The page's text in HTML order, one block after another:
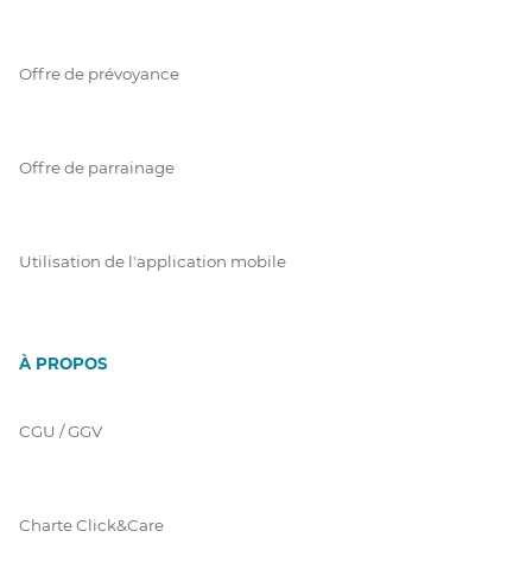
Offre de prévoyance
Offre de parrainage
Utilisation de l'application mobile
À PROPOS
CGU / GGV
Charte Click&Care